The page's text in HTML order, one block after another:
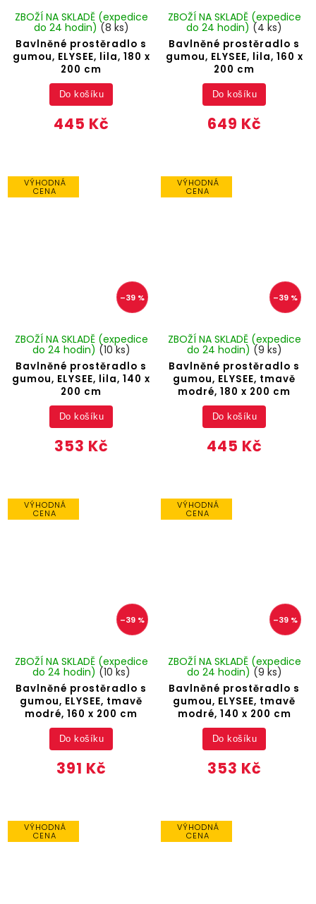
Bavlněné prostěradlo s
gumou, ELYSEE, lila, 180 x
200 cm
ZBOŽÍ NA SKLADĚ (expedice
do 24 hodin) (8 ks)
445 Kč
Do košíku
Bavlněné prostěradlo s
gumou, ELYSEE, lila, 160 x
200 cm
ZBOŽÍ NA SKLADĚ (expedice
do 24 hodin) (4 ks)
649 Kč
Do košíku
VÝHODNÁ
CENA
–39 %
Bavlněné prostěradlo s
gumou, ELYSEE, lila, 140 x
200 cm
ZBOŽÍ NA SKLADĚ (expedice
do 24 hodin) (10 ks)
353 Kč
Do košíku
VÝHODNÁ
CENA
–39 %
Bavlněné prostěradlo s
gumou, ELYSEE, tmavě
modré, 180 x 200 cm
ZBOŽÍ NA SKLADĚ (expedice
do 24 hodin) (9 ks)
445 Kč
Do košíku
VÝHODNÁ
CENA
–39 %
Bavlněné prostěradlo s
gumou, ELYSEE, tmavě
modré, 160 x 200 cm
ZBOŽÍ NA SKLADĚ (expedice
do 24 hodin) (10 ks)
391 Kč
Do košíku
VÝHODNÁ
CENA
–39 %
Bavlněné prostěradlo s
gumou, ELYSEE, tmavě
modré, 140 x 200 cm
ZBOŽÍ NA SKLADĚ (expedice
do 24 hodin) (9 ks)
353 Kč
Do košíku
VÝHODNÁ
CENA
VÝHODNÁ
CENA